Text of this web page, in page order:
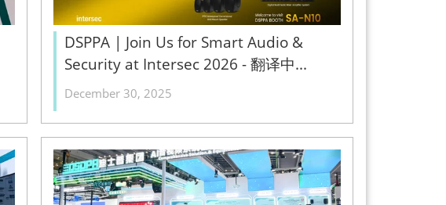
DSPPA | Join Us for Smart Audio &
Security at Intersec 2026 - 翻译中...
December 30, 2025